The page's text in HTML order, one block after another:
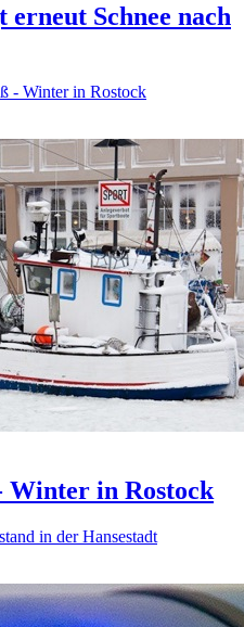
Schnee nach
- Winter in Rostock
in Rostock
in der Hansestadt